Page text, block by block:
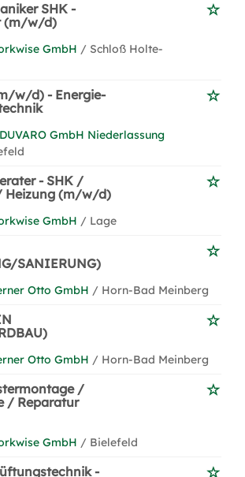
SHK -
(m/w/d)
GmbH / Schloß Holte-
w/d) - Energie-
GmbH Niederlassung
- SHK /
Heizung (m/w/d)
GmbH / Lage
SANIERUNG)
Otto GmbH / Horn-Bad Meinberg
Otto GmbH / Horn-Bad Meinberg
/
/ Reparatur
GmbH / Bielefeld
-